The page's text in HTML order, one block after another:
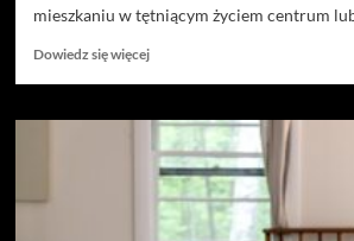
mieszkaniu w tętniącym życiem centrum
Dowiedz się więcejDowiedz
o
Inwestowanie
nieruchomości
stolicy